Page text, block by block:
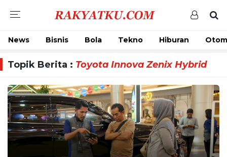
News Bisnis Bola Tekno Hiburan
Topik Berita : Toyota Innova Zenix Hybrid